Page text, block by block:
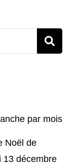
par mois
Noël de
13 décembre